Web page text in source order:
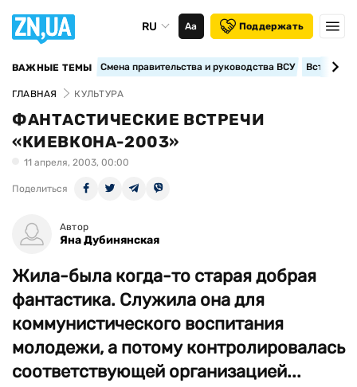
RU Аа Поддержать
ВАЖНЫЕ ТЕМЫ Смена правительства и руководства ВСУ
ГЛАВНАЯ КУЛЬТУРА
ФАНТАСТИЧЕСКИЕ ВСТРЕЧИ
«КИЕВКОНА-2003»
11 апреля, 2003, 00:00
Поделиться
Автор
Яна Дубинянская
Жила-была когда-то старая добрая
фантастика. Служила она для
коммунистического воспитания
молодежи, а потому контролировалась
соответствующей организацией...